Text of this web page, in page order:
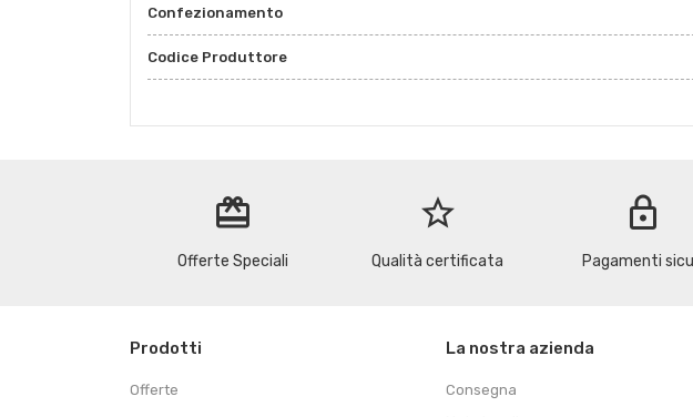
Confezionamento
Codice Produttore
redeem
Offerte Speciali
star_border
Qualità certificata
lock
Pagamenti
Prodotti
Offerte
La nostra azienda
Consegna